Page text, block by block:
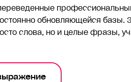
обновляющейся базы.
слова, но и целые фразы,